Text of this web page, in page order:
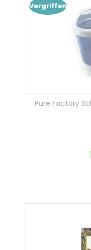
Vergriffen
Pure Factory